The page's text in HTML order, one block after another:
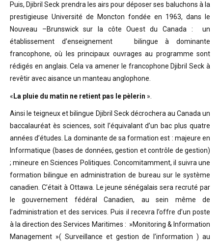
Puis, Djibril Seck prendra les airs pour déposer ses baluchons à la
prestigieuse Université de Moncton fondée en 1963, dans le
Nouveau –Brunswick sur la côte Ouest du Canada : un
établissement d’enseignement bilingue à dominante
francophone, où les principaux ouvrages au programme sont
rédigés en anglais. Cela va amener le francophone Djibril Seck à
revêtir avec aisance un manteau anglophone.
«La pluie du matin ne retient pas le pèlerin ».
Ainsi le teigneux et bilingue Djibril Seck décrochera au Canada un
baccalauréat ès sciences, soit l’équivalant d’un bac plus quatre
années d’études. La dominante de sa formation est : majeure en
Informatique (bases de données, gestion et contrôle de gestion)
; mineure en Sciences Politiques. Concomitamment, il suivra une
formation bilingue en administration de bureau sur le système
canadien. C’était à Ottawa. Le jeune sénégalais sera recruté par
le gouvernement fédéral Canadien, au sein même de
l’administration et des services. Puis il recevra l’offre d’un poste
à la direction des Services Maritimes : »Monitoring & Information
Management »( Surveillance et gestion de l’information ) au